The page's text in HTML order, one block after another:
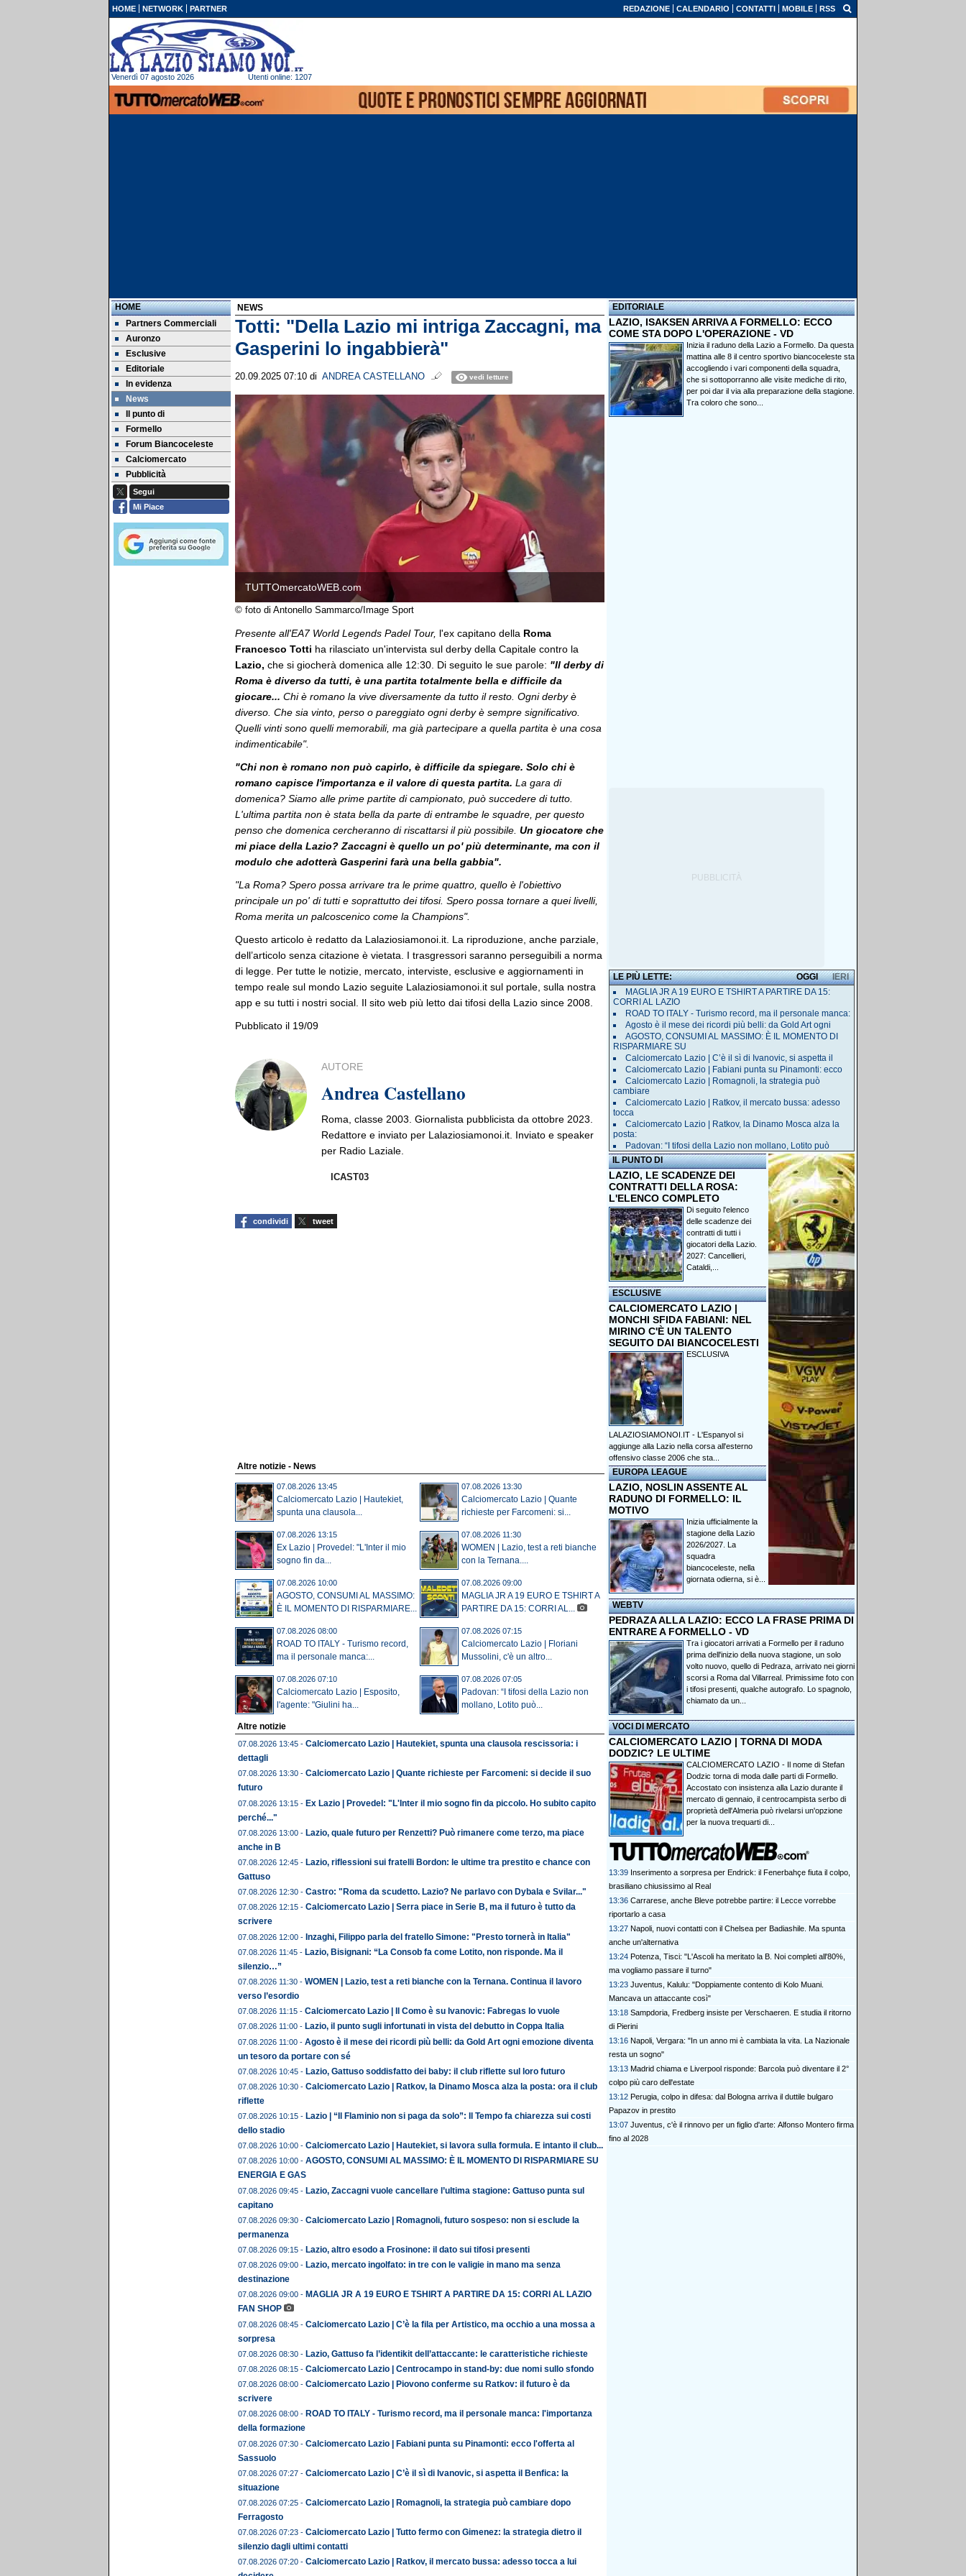
HOME NETWORK PARTNER REDAZIONE CALENDARIO CONTATTI MOBILE RSS
Venerdì 07 agosto 2026 Utenti online: 1207
HOME
Partners Commerciali
Auronzo
Esclusive
Editoriale
In evidenza
News
Il punto di
Formello
Forum Biancoceleste
Calciomercato
Pubblicità
Segui
Mi Piace
NEWS
Totti: "Della Lazio mi intriga Zaccagni, ma
Gasperini lo ingabbierà"
20.09.2025 07:10 di ANDREA CASTELLANO vedi letture
TUTTOmercatoWEB.com
© foto di Antonello Sammarco/Image Sport
Presente all'EA7 World Legends Padel Tour, l'ex capitano della Roma
Francesco Totti ha rilasciato un'intervista sul derby della Capitale contro la
Lazio, che si giocherà domenica alle 12:30. Di seguito le sue parole: "Il derby di
Roma è diverso da tutti, è una partita totalmente bella e difficile da
giocare... Chi è romano la vive diversamente da tutto il resto. Ogni derby è
diverso. Che sia vinto, perso o pareggiato ogni derby è sempre significativo.
Quelli vinti sono quelli memorabili, ma già partecipare a quella partita è una cosa
indimenticabile".
"Chi non è romano non può capirlo, è difficile da spiegare. Solo chi è
romano capisce l'importanza e il valore di questa partita. La gara di
domenica? Siamo alle prime partite di campionato, può succedere di tutto.
L'ultima partita non è stata bella da parte di entrambe le squadre, per questo
penso che domenica cercheranno di riscattarsi il più possibile. Un giocatore che
mi piace della Lazio? Zaccagni è quello un po' più determinante, ma con il
modulo che adotterà Gasperini farà una bella gabbia".
"La Roma? Spero possa arrivare tra le prime quattro, quello è l'obiettivo
principale un po' di tutti e soprattutto dei tifosi. Spero possa tornare a quei livelli,
Roma merita un palcoscenico come la Champions".
Questo articolo è redatto da Lalaziosiamonoi.it. La riproduzione, anche parziale,
dell’articolo senza citazione è vietata. I trasgressori saranno perseguibili a norma
di legge. Per tutte le notizie, mercato, interviste, esclusive e aggiornamenti in
tempo reale sul mondo Lazio seguite Lalaziosiamonoi.it sul portale, sulla nostra
app e su tutti i nostri social. Il sito web più letto dai tifosi della Lazio since 2008.
Pubblicato il 19/09
AUTORE
Andrea Castellano
Roma, classe 2003. Giornalista pubblicista da ottobre 2023.
Redattore e inviato per Lalaziosiamonoi.it. Inviato e speaker
per Radio Laziale.
ICAST03
condividi tweet
Altre notizie - News
07.08.2026 13:45
Calciomercato Lazio | Hautekiet,
spunta una clausola...
07.08.2026 13:30
Calciomercato Lazio | Quante
richieste per Farcomeni: si...
07.08.2026 13:15
Ex Lazio | Provedel: "L'Inter il mio
sogno fin da...
07.08.2026 11:30
WOMEN | Lazio, test a reti bianche
con la Ternana....
07.08.2026 10:00
AGOSTO, CONSUMI AL MASSIMO:
È IL MOMENTO DI RISPARMIARE...
07.08.2026 09:00
MAGLIA JR A 19 EURO E TSHIRT A
PARTIRE DA 15: CORRI AL...
07.08.2026 08:00
ROAD TO ITALY - Turismo record,
ma il personale manca:...
07.08.2026 07:15
Calciomercato Lazio | Floriani
Mussolini, c'è un altro...
07.08.2026 07:10
Calciomercato Lazio | Esposito,
l'agente: "Giulini ha...
07.08.2026 07:05
Padovan: “I tifosi della Lazio non
mollano, Lotito può...
Altre notizie
07.08.2026 13:45 - Calciomercato Lazio | Hautekiet, spunta una clausola rescissoria: i
dettagli
07.08.2026 13:30 - Calciomercato Lazio | Quante richieste per Farcomeni: si decide il suo
futuro
07.08.2026 13:15 - Ex Lazio | Provedel: "L'Inter il mio sogno fin da piccolo. Ho subito capito
perché..."
07.08.2026 13:00 - Lazio, quale futuro per Renzetti? Può rimanere come terzo, ma piace
anche in B
07.08.2026 12:45 - Lazio, riflessioni sui fratelli Bordon: le ultime tra prestito e chance con
Gattuso
07.08.2026 12:30 - Castro: "Roma da scudetto. Lazio? Ne parlavo con Dybala e Svilar..."
07.08.2026 12:15 - Calciomercato Lazio | Serra piace in Serie B, ma il futuro è tutto da
scrivere
07.08.2026 12:00 - Inzaghi, Filippo parla del fratello Simone: "Presto tornerà in Italia"
07.08.2026 11:45 - Lazio, Bisignani: “La Consob fa come Lotito, non risponde. Ma il
silenzio…”
07.08.2026 11:30 - WOMEN | Lazio, test a reti bianche con la Ternana. Continua il lavoro
verso l’esordio
07.08.2026 11:15 - Calciomercato Lazio | Il Como è su Ivanovic: Fabregas lo vuole
07.08.2026 11:00 - Lazio, il punto sugli infortunati in vista del debutto in Coppa Italia
07.08.2026 11:00 - Agosto è il mese dei ricordi più belli: da Gold Art ogni emozione diventa
un tesoro da portare con sé
07.08.2026 10:45 - Lazio, Gattuso soddisfatto dei baby: il club riflette sul loro futuro
07.08.2026 10:30 - Calciomercato Lazio | Ratkov, la Dinamo Mosca alza la posta: ora il club
riflette
07.08.2026 10:15 - Lazio | “Il Flaminio non si paga da solo”: Il Tempo fa chiarezza sui costi
dello stadio
07.08.2026 10:00 - Calciomercato Lazio | Hautekiet, si lavora sulla formula. E intanto il club...
07.08.2026 10:00 - AGOSTO, CONSUMI AL MASSIMO: È IL MOMENTO DI RISPARMIARE SU
ENERGIA E GAS
07.08.2026 09:45 - Lazio, Zaccagni vuole cancellare l’ultima stagione: Gattuso punta sul
capitano
07.08.2026 09:30 - Calciomercato Lazio | Romagnoli, futuro sospeso: non si esclude la
permanenza
07.08.2026 09:15 - Lazio, altro esodo a Frosinone: il dato sui tifosi presenti
07.08.2026 09:00 - Lazio, mercato ingolfato: in tre con le valigie in mano ma senza
destinazione
07.08.2026 09:00 - MAGLIA JR A 19 EURO E TSHIRT A PARTIRE DA 15: CORRI AL LAZIO
FAN SHOP
07.08.2026 08:45 - Calciomercato Lazio | C’è la fila per Artistico, ma occhio a una mossa a
sorpresa
07.08.2026 08:30 - Lazio, Gattuso fa l’identikit dell’attaccante: le caratteristiche richieste
07.08.2026 08:15 - Calciomercato Lazio | Centrocampo in stand-by: due nomi sullo sfondo
07.08.2026 08:00 - Calciomercato Lazio | Piovono conferme su Ratkov: il futuro è da
scrivere
07.08.2026 08:00 - ROAD TO ITALY - Turismo record, ma il personale manca: l'importanza
della formazione
07.08.2026 07:30 - Calciomercato Lazio | Fabiani punta su Pinamonti: ecco l'offerta al
Sassuolo
07.08.2026 07:27 - Calciomercato Lazio | C’è il sì di Ivanovic, si aspetta il Benfica: la
situazione
07.08.2026 07:25 - Calciomercato Lazio | Romagnoli, la strategia può cambiare dopo
Ferragosto
07.08.2026 07:23 - Calciomercato Lazio | Tutto fermo con Gimenez: la strategia dietro il
silenzio dagli ultimi contatti
07.08.2026 07:20 - Calciomercato Lazio | Ratkov, il mercato bussa: adesso tocca a lui
EDITORIALE
LAZIO, ISAKSEN ARRIVA A FORMELLO: ECCO
COME STA DOPO L'OPERAZIONE - VD
Inizia il raduno della Lazio a Formello. Da questa
mattina alle 8 il centro sportivo biancoceleste sta
accogliendo i vari componenti della squadra,
che si sottoporranno alle visite mediche di rito,
per poi dar il via alla preparazione della stagione.
Tra coloro che sono...
LE PIÙ LETTE: IERI
OGGI
MAGLIA JR A 19 EURO E TSHIRT A PARTIRE DA 15:
CORRI AL LAZIO
ROAD TO ITALY - Turismo record, ma il personale manca:
Agosto è il mese dei ricordi più belli: da Gold Art ogni
AGOSTO, CONSUMI AL MASSIMO: È IL MOMENTO DI
RISPARMIARE SU
Calciomercato Lazio | C’è il sì di Ivanovic, si aspetta il
Calciomercato Lazio | Fabiani punta su Pinamonti: ecco
Calciomercato Lazio | Romagnoli, la strategia può
cambiare
Calciomercato Lazio | Ratkov, il mercato bussa: adesso
tocca
Calciomercato Lazio | Ratkov, la Dinamo Mosca alza la
posta:
Padovan: “I tifosi della Lazio non mollano, Lotito può
IL PUNTO DI
LAZIO, LE SCADENZE DEI
CONTRATTI DELLA ROSA:
L'ELENCO COMPLETO
Di seguito l'elenco
delle scadenze dei
contratti di tutti i
giocatori della Lazio.
2027: Cancellieri,
Cataldi,...
ESCLUSIVE
CALCIOMERCATO LAZIO |
MONCHI SFIDA FABIANI: NEL
MIRINO C'È UN TALENTO
SEGUITO DAI BIANCOCELESTI
ESCLUSIVA
LALAZIOSIAMONOI.IT - L'Espanyol si
aggiunge alla Lazio nella corsa all'esterno
offensivo classe 2006 che sta...
EUROPA LEAGUE
LAZIO, NOSLIN ASSENTE AL
RADUNO DI FORMELLO: IL
MOTIVO
Inizia ufficialmente la
stagione della Lazio
2026/2027. La
squadra
biancoceleste, nella
giornata odierna, si è...
WEBTV
PEDRAZA ALLA LAZIO: ECCO LA FRASE PRIMA DI
ENTRARE A FORMELLO - VD
Tra i giocatori arrivati a Formello per il raduno
prima dell'inizio della nuova stagione, un solo
volto nuovo, quello di Pedraza, arrivato nei giorni
scorsi a Roma dal Villarreal. Primissime foto con
i tifosi presenti, qualche autografo. Lo spagnolo,
chiamato da un...
VOCI DI MERCATO
CALCIOMERCATO LAZIO | TORNA DI MODA
DODZIC? LE ULTIME
CALCIOMERCATO LAZIO - Il nome di Stefan
Dodzic torna di moda dalle parti di Formello.
Accostato con insistenza alla Lazio durante il
mercato di gennaio, il centrocampista serbo di
proprietà dell'Almeria può rivelarsi un'opzione
per la nuova trequarti di...
13:39 Inserimento a sorpresa per Endrick: il Fenerbahçe fiuta il colpo,
brasiliano chiusissimo al Real
13:36 Carrarese, anche Bleve potrebbe partire: il Lecce vorrebbe
riportarlo a casa
13:27 Napoli, nuovi contatti con il Chelsea per Badiashile. Ma spunta
anche un'alternativa
13:24 Potenza, Tisci: "L'Ascoli ha meritato la B. Noi completi all'80%,
ma vogliamo passare il turno"
13:23 Juventus, Kalulu: "Doppiamente contento di Kolo Muani.
Mancava un attaccante così"
13:18 Sampdoria, Fredberg insiste per Verschaeren. E studia il ritorno
di Pierini
13:16 Napoli, Vergara: "In un anno mi è cambiata la vita. La Nazionale
resta un sogno"
13:13 Madrid chiama e Liverpool risponde: Barcola può diventare il 2°
colpo più caro dell'estate
13:12 Perugia, colpo in difesa: dal Bologna arriva il duttile bulgaro
Papazov in prestito
13:07 Juventus, c'è il rinnovo per un figlio d'arte: Alfonso Montero firma
fino al 2028